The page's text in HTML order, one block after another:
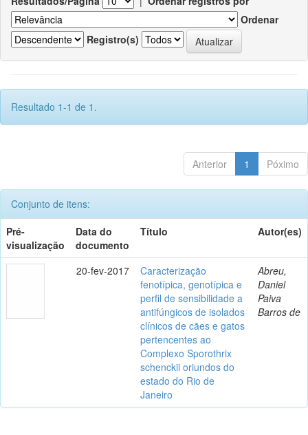
Ordenar
Registro(s)
Resultado 1-1 de 1.
Anterior 1 Póximo
Conjunto de itens:
Pré-
visualização
Data do
documento
Título Autor(es)
20-fev-2017
Caracterização
fenotípica, genotípica e
perfil de sensibilidade a
antifúngicos de isolados
clínicos de cães e gatos
pertencentes ao
Complexo Sporothrix
schenckii oriundos do
estado do Rio de
Janeiro
Abreu,
Daniel
Paiva
Barros de